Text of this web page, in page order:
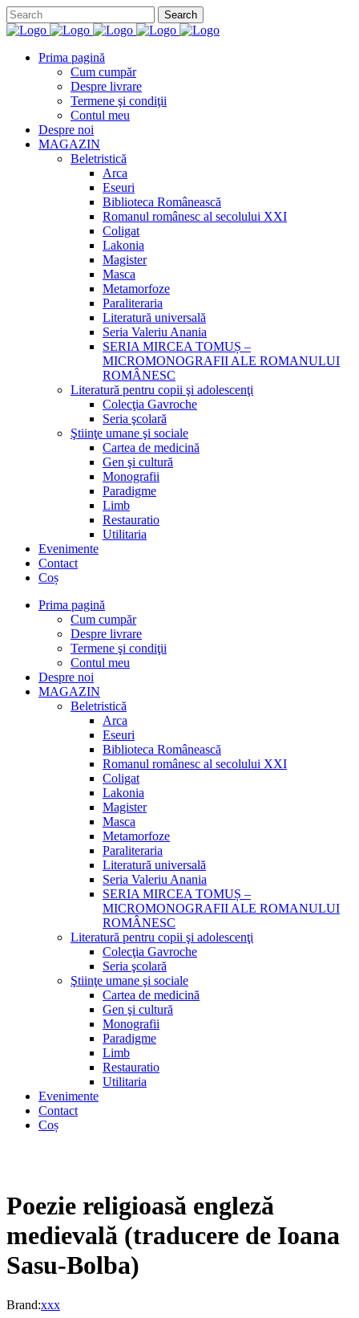
Prima pagină
Cum cumpăr
Despre livrare
Termene şi condiţii
Contul meu
Despre noi
MAGAZIN
Beletristică
Arca
Eseuri
Biblioteca Românească
Romanul românesc al secolului XXI
Coligat
Lakonia
Magister
Masca
Metamorfoze
Paraliteraria
Literatură universală
Seria Valeriu Anania
SERIA MIRCEA TOMUȘ –
MICROMONOGRAFII ALE ROMANULUI
ROMÂNESC
Literatură pentru copii şi adolescenţi
Colecţia Gavroche
Seria şcolară
Ştiinţe umane şi sociale
Cartea de medicină
Gen şi cultură
Monografii
Paradigme
Limb
Restauratio
Utilitaria
Evenimente
Contact
Coș
Prima pagină
Cum cumpăr
Despre livrare
Termene şi condiţii
Contul meu
Despre noi
MAGAZIN
Beletristică
Arca
Eseuri
Biblioteca Românească
Romanul românesc al secolului XXI
Coligat
Lakonia
Magister
Masca
Metamorfoze
Paraliteraria
Literatură universală
Seria Valeriu Anania
SERIA MIRCEA TOMUȘ –
MICROMONOGRAFII ALE ROMANULUI
ROMÂNESC
Literatură pentru copii şi adolescenţi
Colecţia Gavroche
Seria şcolară
Ştiinţe umane şi sociale
Cartea de medicină
Gen şi cultură
Monografii
Paradigme
Limb
Restauratio
Utilitaria
Evenimente
Contact
Coș
Poezie religioasă engleză
medievală (traducere de Ioana
Sasu-Bolba)
Brand:xxx